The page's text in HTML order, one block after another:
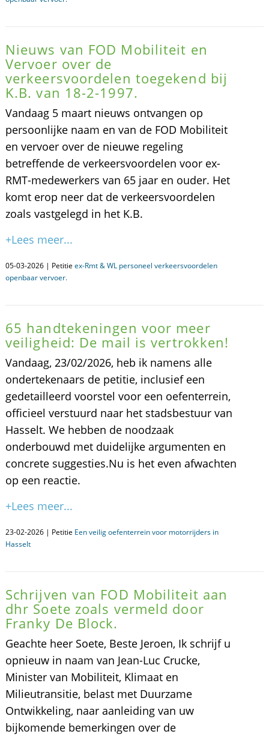
Nieuws van FOD Mobiliteit en
Vervoer over de
verkeersvoordelen toegekend bij
K.B. van 18-2-1997.
Vandaag 5 maart nieuws ontvangen op
persoonlijke naam en van de FOD Mobiliteit
en vervoer over de nieuwe regeling
betreffende de verkeersvoordelen voor ex-
RMT-medewerkers van 65 jaar en ouder. Het
komt erop neer dat de verkeersvoordelen
zoals vastgelegd in het K.B.
+Lees meer...
05-03-2026 | Petitie ex-Rmt & WL personeel verkeersvoordelen
openbaar vervoer.
​65 handtekeningen voor meer
veiligheid: De mail is vertrokken!
Vandaag, 23/02/2026, heb ik namens alle
ondertekenaars de petitie, inclusief een
gedetailleerd voorstel voor een oefenterrein,
officieel verstuurd naar het stadsbestuur van
Hasselt. We hebben de noodzaak
onderbouwd met duidelijke argumenten en
concrete suggesties. ​Nu is het even afwachten
op een reactie.
+Lees meer...
23-02-2026 | Petitie Een veilig oefenterrein voor motorrijders in
Hasselt
Schrijven van FOD Mobiliteit aan
dhr Soete zoals vermeld door
Franky De Block.
Geachte heer Soete, Beste Jeroen, Ik schrijf u
opnieuw in naam van Jean-Luc Crucke,
Minister van Mobiliteit, Klimaat en
Milieutransitie, belast met Duurzame
Ontwikkeling, naar aanleiding van uw
bijkomende bemerkingen over de